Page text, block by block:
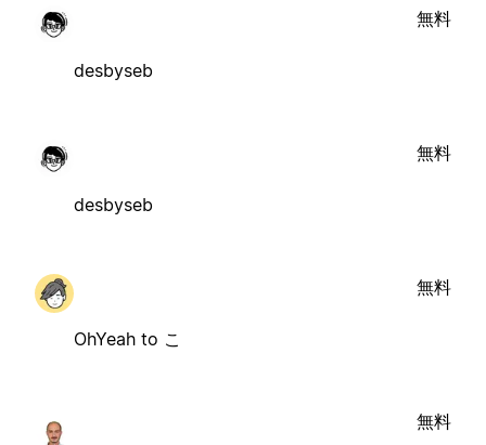
desbyseb
無料
desbyseb
無料
OhYeah to こ
無料
無料